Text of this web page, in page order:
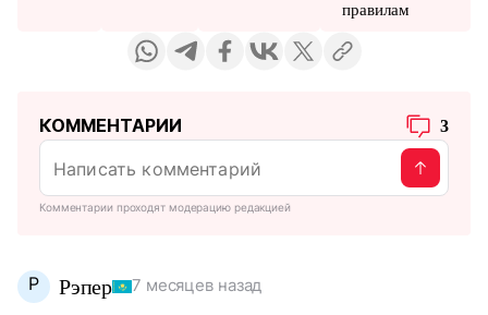
правилам
КОММЕНТАРИИ 3
Комментарии проходят модерацию редакцией
Р Рэпер 7 месяцев назад